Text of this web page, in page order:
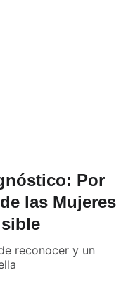
Por
las Mujeres
reconocer y un